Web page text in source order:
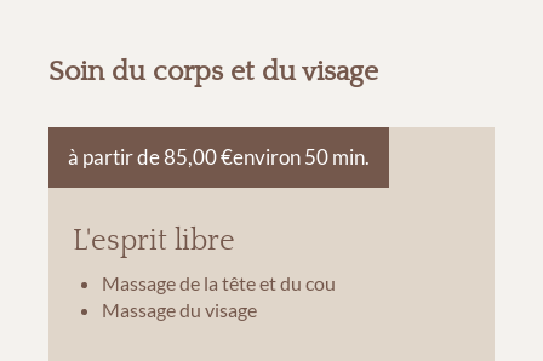
Soin du corps et du visage
L'esprit libre
à partir de 85,00 €environ 50 min.
Massage de la tête et du cou
Massage du visage